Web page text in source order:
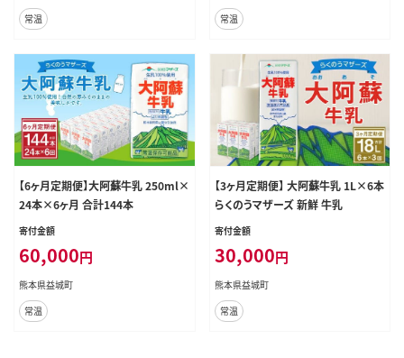
常温
常温
【6ヶ月定期便】大阿蘇牛乳 250ml×
24本×6ヶ月 合計144本
寄付金額
60,000円
熊本県益城町
常温
【3ヶ月定期便】 大阿蘇牛乳 1L×6本
らくのうマザーズ 新鮮 牛乳
寄付金額
30,000円
熊本県益城町
常温